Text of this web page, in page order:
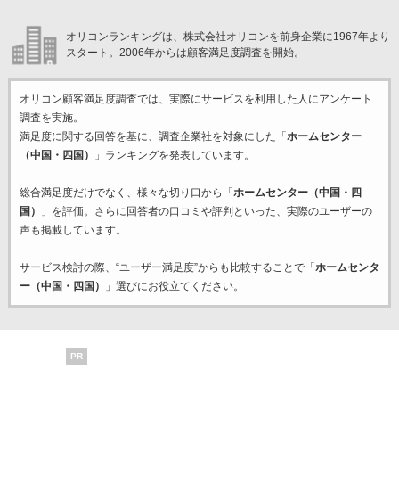
オリコンランキングは、株式会社オリコンを前身企業に1967年より
スタート。2006年からは顧客満足度調査を開始。
オリコン顧客満足度調査では、実際にサービスを利用した 人にアンケート
調査を実施。
満足度に関する回答を基に、調査企業社を対象にした「ホームセンター
（中国・四国）
」ランキングを発表しています。
総合満足度だけでなく、様々な切り口から「ホームセンター（中国・四
国）
」を評価。さらに回答者の口コミや評判といった、実際のユーザーの
声も掲載しています。
サービス検討の際、“ユーザー満足度”からも比較することで「ホームセンタ
ー（中国・四国）
」選びにお役立てください。
PR